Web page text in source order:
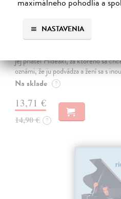
NASTAVENIA
Dni v kníhkupectve
Jagisawa Satoshi| Kniha
jej priateľ Hideaki, za ktorého sa
oznámi, že ju podvádza a žení sa s
Na sklade ?
13,71 €
14,90 € ?